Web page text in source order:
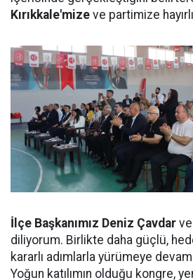
Kırıkkale'mize ve partimize
İlçe Başkanımız Deniz Çavdar
diliyorum. Birlikte daha güçlü,
kararlı adımlarla yürümeye
Yoğun katılımın olduğu kongre,